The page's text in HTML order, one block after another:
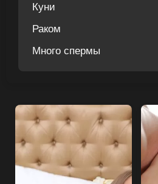
Куни
Раком
Много спермы